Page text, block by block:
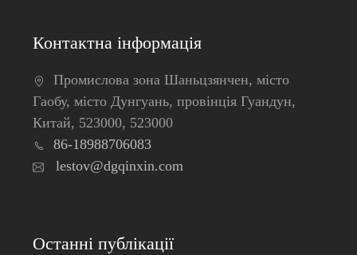
Контактна інформація
Промислова зона Шаньцзянчен, місто
Гаобу, місто Дунгуань, провінція Гуандун,
Китай, 523000, 523000
86-18988706083
lestov@dgqinxin.com
Останні публікації